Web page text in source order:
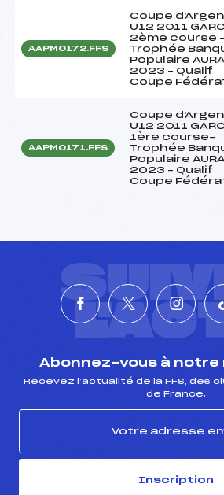
AAPM0172.FFS
Coupe
U12 2011
2ème course –
Trophée
Populaire AURA
2023 – Qualif
Coupe
AAPM0171.FFS
Coupe
U12 2011
1ère course-
Trophée
Populaire AURA
2023 – Qualif
Coupe
Abonnez-vous à
Recevez l’actualité de la FFS, des
de France.
Inscription